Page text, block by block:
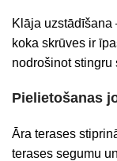
Klāja uzstādīšana
koka skrūves ir
nodrošinot stingru
Pielietošanas
Āra terases
terases segumu